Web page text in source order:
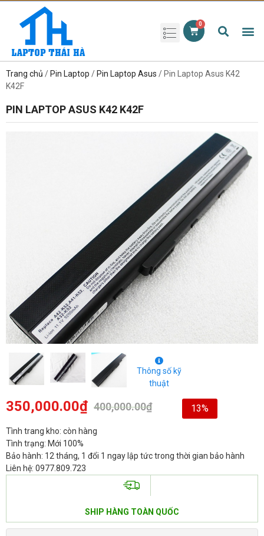
Trang chủ / Pin Laptop / Pin Laptop Asus / Pin Laptop Asus K42
K42F
PIN LAPTOP ASUS K42 K42F
Thông số kỹ
thuật
400,000.00₫
350,000.00₫ 13%
Tình trang kho: còn hàng
Tình trạng: Mới 100%
Bảo hành: 12 tháng, 1 đổi 1 ngay lập tức trong thời gian bảo hành
Liên hệ: 0977.809.723
SHIP HÀNG TOÀN QUỐC